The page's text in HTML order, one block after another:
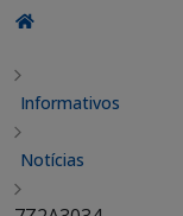
Informativos
Notícias